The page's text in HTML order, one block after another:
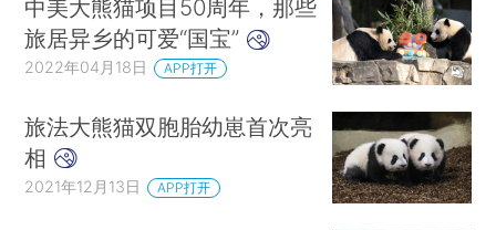
中美大熊猫项目50周年，那些
旅居异乡的可爱“国宝”
2022年04月18日 APP打开
旅法大熊猫双胞胎幼崽首次亮
相
2021年12月13日 APP打开